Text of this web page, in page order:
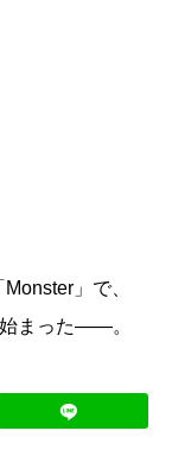
」で、
始まった――。